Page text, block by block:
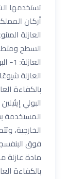
تستخدمها
أركان
العازلة
السطح
العازلة
المستخدمة
الخارجية،
مادة عازلة
بالكفاءة